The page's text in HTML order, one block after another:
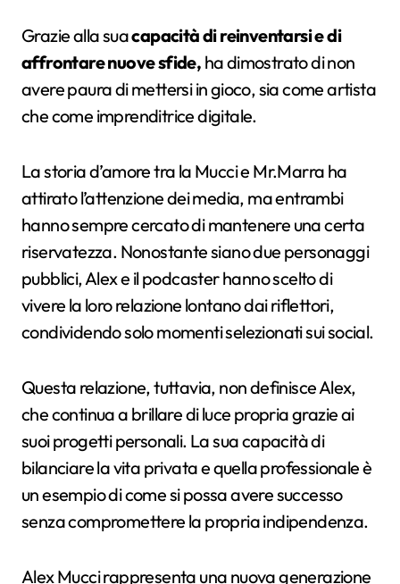
Grazie alla suacapacità di reinventarsi e di
affrontare nuove sfide, ha dimostrato di non
avere paura di mettersi in gioco, sia come artista
che come imprenditrice digitale.
La storia d’amore tra la Mucci e Mr.Marra ha
attirato l’attenzione dei media, ma entrambi
hanno sempre cercato di mantenere una certa
riservatezza. Nonostante siano due personaggi
pubblici, Alex e il podcaster hanno scelto di
vivere la loro relazione lontano dai riflettori,
condividendo solo momenti selezionati sui social.
Questa relazione, tuttavia, non definisce Alex,
che continua a brillare di luce propria grazie ai
suoi progetti personali. La sua capacità di
bilanciare la vita privata e quella professionale è
un esempio di come si possa avere successo
senza compromettere la propria indipendenza.
Alex Mucci rappresenta una nuova generazione